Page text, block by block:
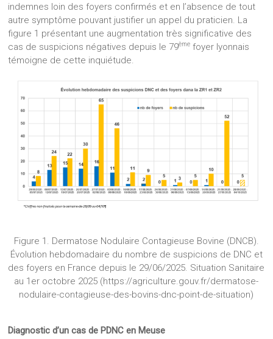
indemnes loin des foyers confirmés et en l’absence de tout
autre symptôme pouvant justifier un appel du praticien. La
figure 1 présentant une augmentation très significative des
cas de suspicions négatives depuis le 79ème foyer lyonnais
témoigne de cette inquiétude.
Figure 1. Dermatose Nodulaire Contagieuse Bovine (DNCB).
Évolution hebdomadaire du nombre de suspicions de DNC et
des foyers en France depuis le 29/06/2025. Situation Sanitaire
au 1er octobre 2025 (https://agriculture.gouv.fr/dermatose-
nodulaire-contagieuse-des-bovins-dnc-point-de-situation)
Diagnostic d’un cas de PDNC en Meuse